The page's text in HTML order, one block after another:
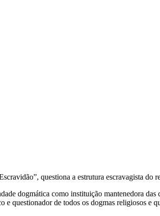
questiona a estrutura escravagista
dogmática como instituição mantenedora
questionador de todos os dogmas religiosos e